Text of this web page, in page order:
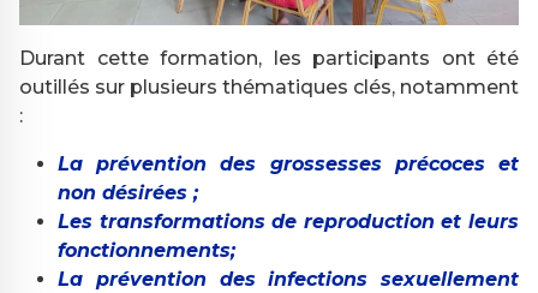
Durant cette formation, les participants ont été
outillés sur plusieurs thématiques clés, notamment
:
La prévention des grossesses précoces et
non désirées ;
Les transformations de reproduction et leurs
fonctionnements;
La prévention des infections sexuellement